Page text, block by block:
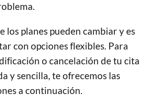
los planes pueden cambiar y es
con opciones flexibles. Para
o cancelación de tu cita
y sencilla, te ofrecemos las
a continuación.